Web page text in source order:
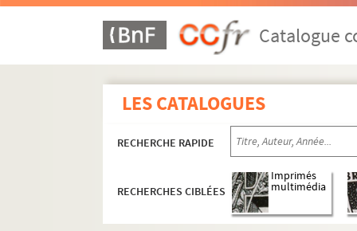
Catalogue
LES CATALOGUES
RECHERCHE RAPIDE
RECHERCHES CIBLÉES
Imprimés
multimédia